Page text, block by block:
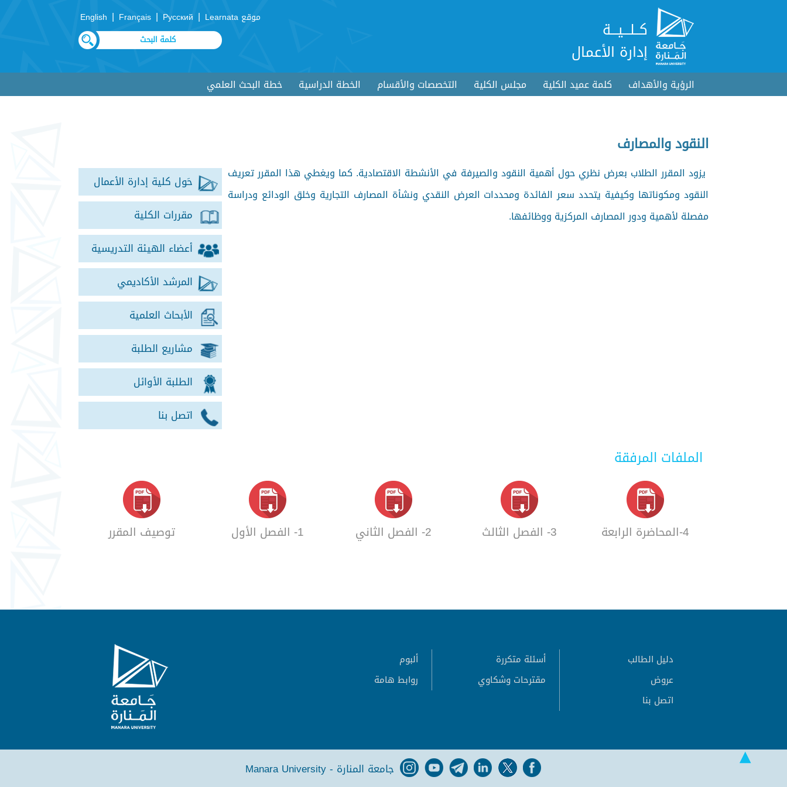
كــلـــيـــة
إدارة الأعمال
موقع Learnata |
Русский
|
Français
|
English
الرؤية والأهداف كلمة عميد الكلية مجلس الكلية التخصصات والأقسام الخطة الدراسية خطة البحث العلمي
النقود والمصارف
حَول كلية إدارة الأعمال
مقررات الكلية
أعضاء الهيئة التدريسية
المرشد الأكاديمي
الأبحاث العلمية
مشاريع الطلبة
الطلبة الأوائل
اتصل بنا
يزود المقرر الطلاب بعرض نظري حول أهمية النقود والصيرفة في الأنشطة الاقتصادية. كما ويغطي هذا المقرر تعريف
النقود ومكوناتها وكيفية يتحدد سعر الفائدة ومحددات العرض النقدي ونشأة المصارف التجارية وخلق الودائع ودراسة
مفصلة لأهمية ودور المصارف المركزية ووظائفها.
الملفات المرفقة
4-المحاضرة الرابعة 3- الفصل الثالث 2- الفصل الثاني 1- الفصل الأول توصيف المقرر
دليل الطالب أسئلة متكررة
ألبوم
عروض
مقترحات وشكاوي
روابط هامة
اتصل بنا
جامعة المنارة - Manara University